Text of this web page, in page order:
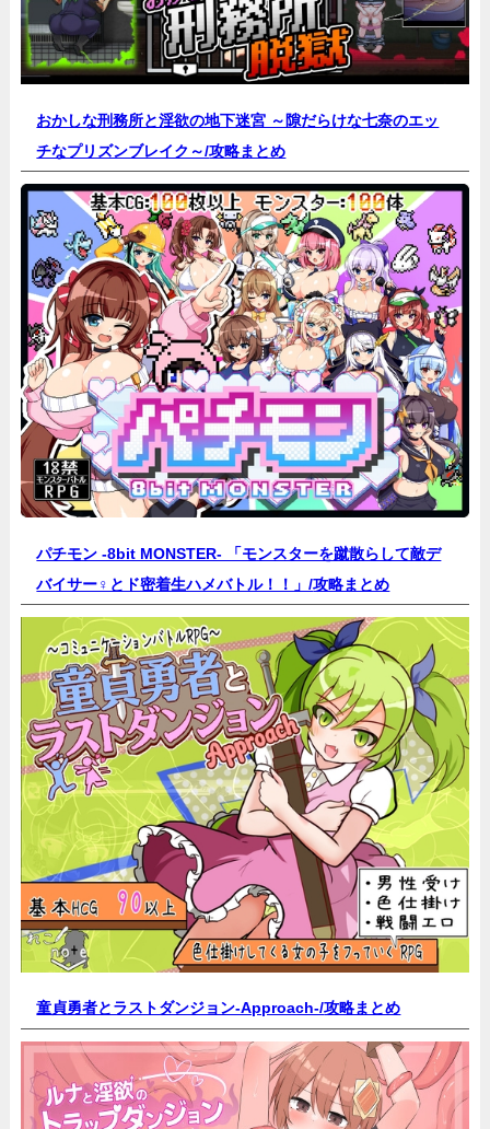
おかしな刑務所と淫欲の地下迷宮 ～隙だらけな七奈のエッ
チなプリズンブレイク～/攻略まとめ
パチモン -8bit MONSTER- 「モンスターを蹴散らして敵デ
バイサー♀とド密着生ハメバトル！！」/攻略まとめ
童貞勇者とラストダンジョン-Approach-/攻略まとめ